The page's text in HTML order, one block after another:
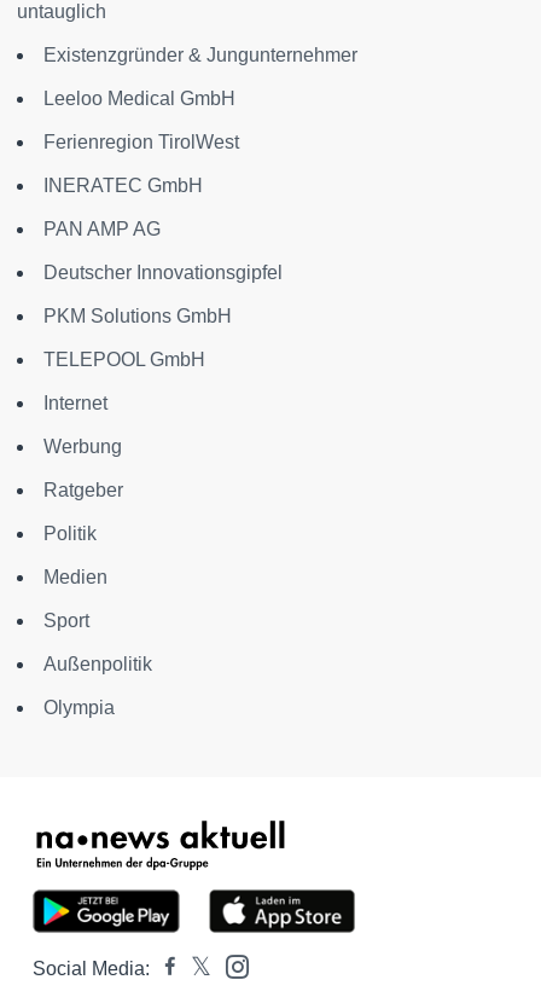
untauglich
Existenzgründer & Jungunternehmer
Leeloo Medical GmbH
Ferienregion TirolWest
INERATEC GmbH
PAN AMP AG
Deutscher Innovationsgipfel
PKM Solutions GmbH
TELEPOOL GmbH
Internet
Werbung
Ratgeber
Politik
Medien
Sport
Außenpolitik
Olympia
Social Media: